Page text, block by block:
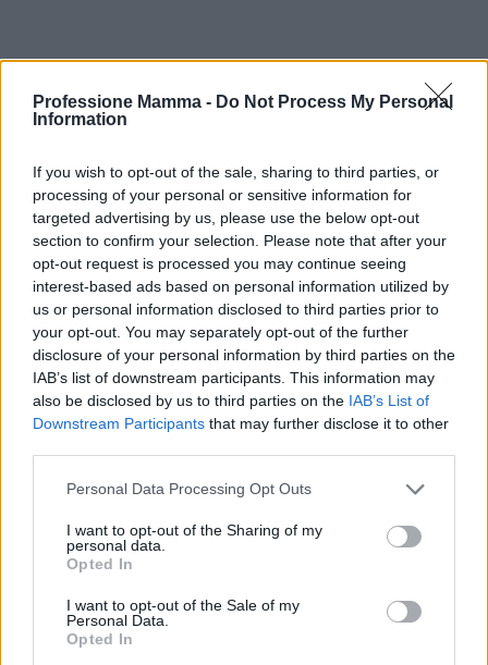
Professione Mamma - Do Not Process My Personal
Information
If you wish to opt-out of the sale, sharing to third parties, or
processing of your personal or sensitive information for
targeted advertising by us, please use the below opt-out
section to confirm your selection. Please note that after your
opt-out request is processed you may continue seeing
interest-based ads based on personal information utilized by
us or personal information disclosed to third parties prior to
your opt-out. You may separately opt-out of the further
disclosure of your personal information by third parties on the
IAB’s list of downstream participants. This information may
also be disclosed by us to third parties on the IAB’s List of
Downstream Participants that may further disclose it to other
Please note that this website/app uses one or more Google
not limited to your visit or usage behaviour. You may click to
grant or deny consent to Google and its third-party tags to
use your data for below specified purposes in below Google
consent section.
Personal Data Processing Opt Outs
I want to opt-out of the Sharing of my
personal data.
Opted In
I want to opt-out of the Sale of my
Personal Data.
Opted In
Continua a leggere